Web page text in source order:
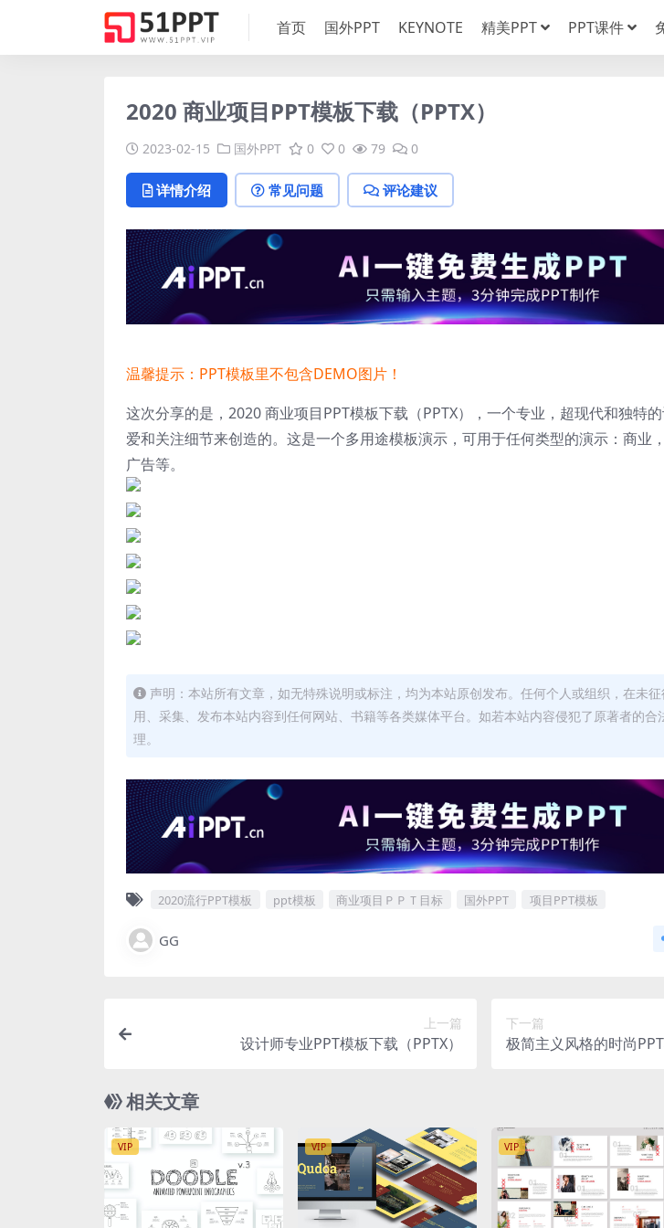
首页 国外PPT KEYNOTE 精美PPT PPT课件
2020 商业项目PPT模板下载（PPTX）
2023-02-15 国外PPT 0 0 79 0
详情介绍 常见问题 评论建议
温馨提示：PPT模板里不包含DEMO图片！
这次分享的是，2020 商业项目PPT模板下载（PPTX），一个专业，超现代和独特
爱和关注细节来创造的。这是一个多用途模板演示，可用于任何类型的演示：商业
广告等。
声明：本站所有文章，如无特殊说明或标注，均为本站原创发布。任何个人或组织，在未
用、采集、发布本站内容到任何网站、书籍等各类媒体平台。如若本站内容侵犯了原著者的合
理。
2020流行PPT模板 ppt模板 商业项目ＰＰＴ目标 国外PPT 项目PPT模板
GG
上一篇
设计师专业PPT模板下载（PPTX）
下一篇
极简主义风格的时尚PPT
相关文章
VIP VIP VIP